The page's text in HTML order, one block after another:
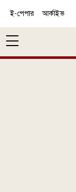
ই-পেপার আর্কাইভ